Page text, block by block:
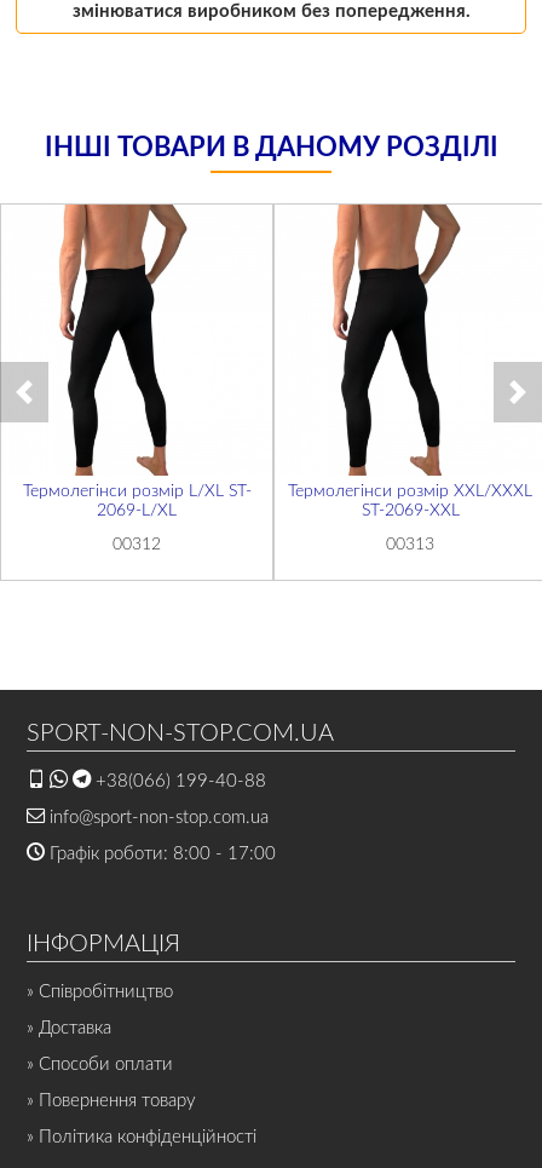
змінюватися виробником без попередження.
ІНШІ ТОВАРИ В ДАНОМУ РОЗДІЛІ
Термолегінси розмір L/XL ST-
2069-L/XL
00312
Термолегінси розмір XXL/XXXL
ST-2069-XXL
00313
SPORT-NON-STOP.COM.UA
+38(066) 199-40-88
info@sport-non-stop.com.ua
Графік роботи: 8:00 - 17:00
ІНФОРМАЦІЯ
» Співробітництво
» Доставка
» Способи оплати
» Повернення товару
» Політика конфіденційності